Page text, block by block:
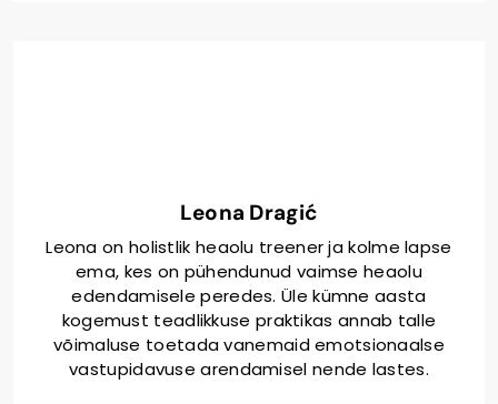
Leona Dragić
Leona on holistlik heaolu treener ja kolme lapse
ema, kes on pühendunud vaimse heaolu
edendamisele peredes. Üle kümne aasta
kogemust teadlikkuse praktikas annab talle
võimaluse toetada vanemaid emotsionaalse
vastupidavuse arendamisel nende lastes.